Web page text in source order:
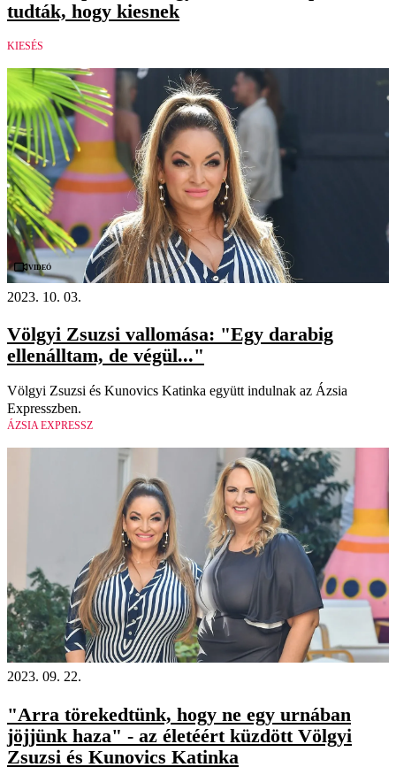
tudták, hogy kiesnek
KIESÉS
Videó
2023. 10. 03.
Völgyi Zsuzsi vallomása: "Egy darabig
ellenálltam, de végül..."
Völgyi Zsuzsi és Kunovics Katinka együtt indulnak az Ázsia
Expresszben.
ÁZSIA EXPRESSZ
2023. 09. 22.
"Arra törekedtünk, hogy ne egy urnában
jöjjünk haza" - az életéért küzdött Völgyi
Zsuzsi és Kunovics Katinka